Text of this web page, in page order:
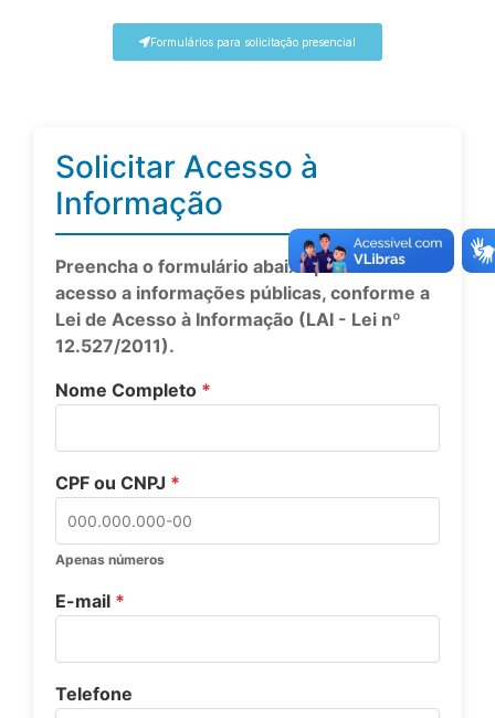
Formulários para solicitação presencial
Solicitar Acesso à
Informação
Preencha o formulário abaixo para solicitar
acesso a informações públicas, conforme a
Lei de Acesso à Informação (LAI - Lei nº
12.527/2011).
Nome Completo *
CPF ou CNPJ *
Apenas números
E-mail *
Telefone